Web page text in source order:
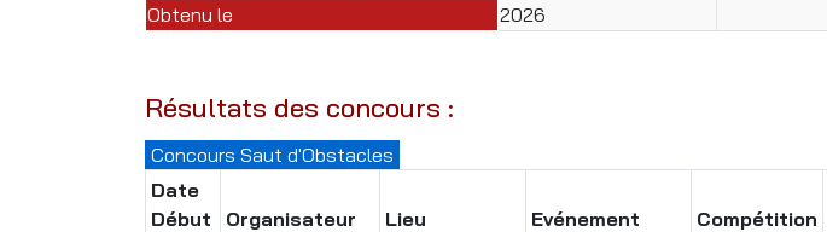
Obtenu le
2026
Résultats des concours :
Concours Saut d'Obstacles
Date
Début
Organisateur Lieu Evénement Compétition